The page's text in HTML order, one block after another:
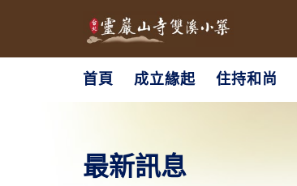
首頁 成立緣起 住持和尚
最新訊息